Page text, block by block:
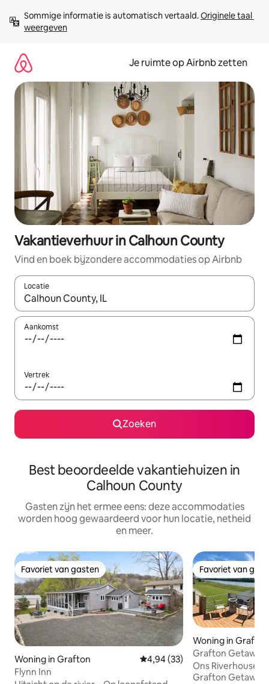
direct
naar
Sommige informatie is automatisch vertaald. Originele taal
weergeven
Je ruimte op Airbnb zetten
Vakantieverhuur in Calhoun County
Vind en boek bijzondere accommodaties op Airbnb
Locatie
Wanneer er suggesties beschikbaar zijn, maak je een keuze
Aankomst
Vertrek
Zoeken
Best beoordeelde vakantiehuizen in
Calhoun County
Gasten zijn het ermee eens: deze accommodaties
worden hoog gewaardeerd voor hun locatie, netheid
en meer.
Favoriet van gasten
Favoriet van gasten
Woning in Grafton Gemiddelde beoordeling van
4,94 (33)
Flynn Inn
Favoriet van
Favoriet van
Woning in Grafton
Grafton
woning aan het
Ons Riverhouse
Grafton Getaway